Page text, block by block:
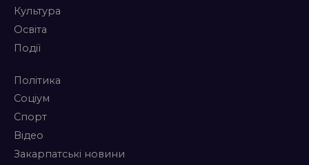
Культура
Освіта
Події
Політика
Соціум
Спорт
Відео
Закарпатські новини